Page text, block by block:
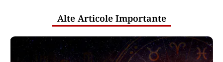
Alte Articole Importante